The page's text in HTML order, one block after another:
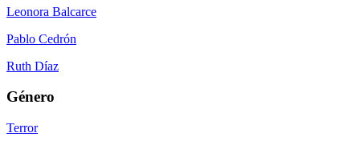
Leonora Balcarce
Pablo Cedrón
Ruth Díaz
Género
Terror